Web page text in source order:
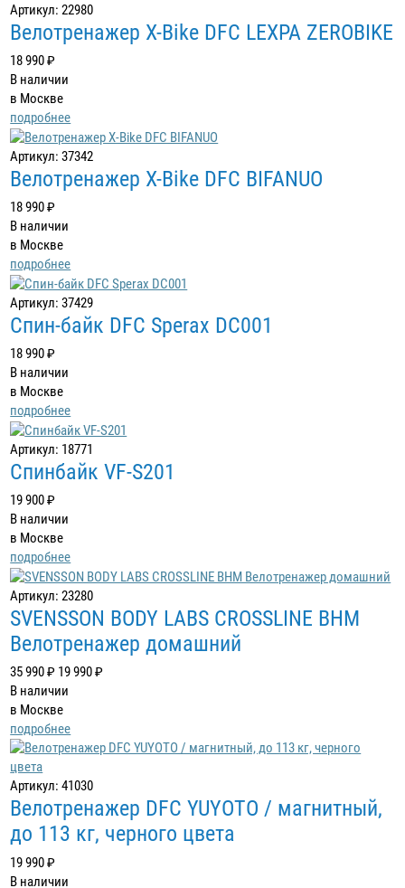
Артикул: 22980
Велотренажер X-Bike DFC LEXPA ZEROBIKE
18 990 ₽
В наличии
в Москве
подробнее
Артикул: 37342
Велотренажер X-Bike DFC BIFANUO
18 990 ₽
В наличии
в Москве
подробнее
Артикул: 37429
Cпин-байк DFC Sperax DC001
18 990 ₽
В наличии
в Москве
подробнее
Артикул: 18771
Спинбайк VF-S201
19 900 ₽
В наличии
в Москве
подробнее
Артикул: 23280
SVENSSON BODY LABS CROSSLINE BHM
Велотренажер домашний
35 990 ₽ 19 990 ₽
В наличии
в Москве
подробнее
Артикул: 41030
Велотренажер DFC YUYOTO / магнитный,
до 113 кг, черного цвета
19 990 ₽
В наличии